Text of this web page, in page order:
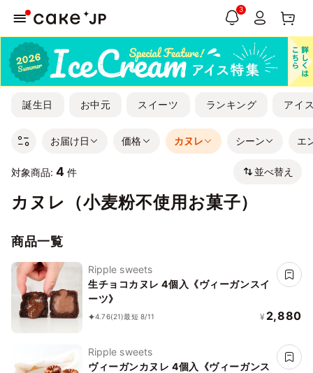
3
誕生日 お中元 スイーツ ランキング アイ
お届け日 価格 カヌレ シーン エ
対象商品: 4 件 並べ替え
カヌレ（小麦粉不使用お菓子）
商品一覧
Ripple sweets
生チョコカヌレ 4個入《ヴィーガンスイ
ーツ》
4.76(21)最短 8/11 ¥ 2,880
Ripple sweets
ヴィーガンカヌレ 4個入《ヴィーガンス